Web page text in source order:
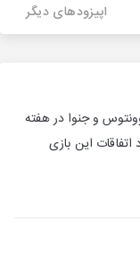
اپیزودهای دیگر
و جنوا در هفته
این بازی